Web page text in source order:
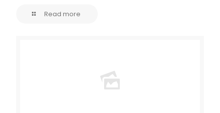
Read more